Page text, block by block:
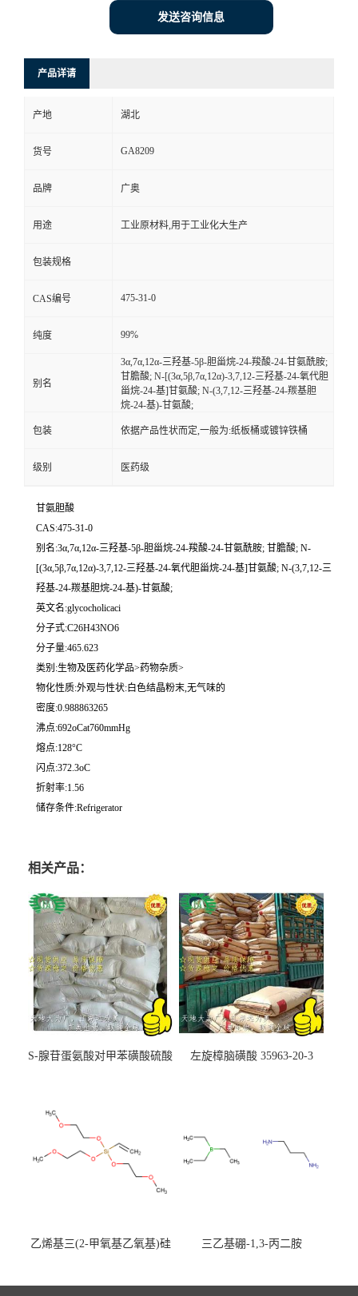
发送咨询信息
产品详请
产地 湖北
货号 GA8209
品牌 广奥
用途 工业原材料,用于工业化大生产
包装规格
CAS编号 475-31-0
纯度 99%
别名
3α,7α,12α-三羟基-5β-胆甾烷-24-羧酸-24-甘氨酰胺;
甘膽酸; N-[(3α,5β,7α,12α)-3,7,12-三羟基-24-氧代胆
甾烷-24-基]甘氨酸; N-(3,7,12-三羟基-24-羰基胆
烷-24-基)-甘氨酸;
包装 依据产品性状而定,一般为:纸板桶或镀锌铁桶
级别 医药级
甘氨胆酸
CAS:475-31-0
别名:3α,7α,12α-三羟基-5β-胆甾烷-24-羧酸-24-甘氨酰胺; 甘膽酸; N-
[(3α,5β,7α,12α)-3,7,12-三羟基-24-氧代胆甾烷-24-基]甘氨酸; N-(3,7,12-三
羟基-24-羰基胆烷-24-基)-甘氨酸;
英文名:glycocholicaci
分子式:C26H43NO6
分子量:465.623
类别:生物及医药化学品>药物杂质>
物化性质:外观与性状:白色结晶粉末,无气味的
密度:0.988863265
沸点:692oCat760mmHg
熔点:128°C
闪点:372.3oC
折射率:1.56
储存条件:Refrigerator
相关产品：
S-腺苷蛋氨酸对甲苯磺酸硫酸
左旋樟脑磺酸 35963-20-3
乙烯基三(2-甲氧基乙氧基)硅
三乙基硼-1,3-丙二胺